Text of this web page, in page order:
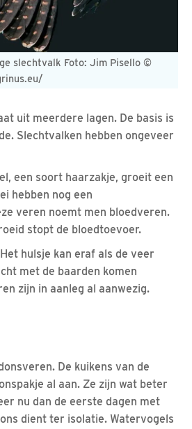
slechtvalk Foto: Jim Pisello ©
uit meerdere lagen. De basis is
Slechtvalken hebben ongeveer
een soort haarzakje, groeit een
hebben nog een
veren noemt men bloedveren.
stopt de bloedtoevoer.
hulsje kan eraf als de veer
met de baarden komen
zijn in aanleg al aanwezig.
De kuikens van de
al aan. Ze zijn wat beter
nu dan de eerste dagen met
dient ter isolatie. Watervogels